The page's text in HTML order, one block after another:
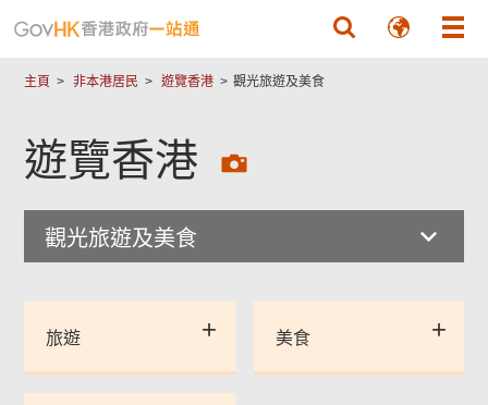
主頁 非本港居民 遊覽香港 觀光旅遊及美食
遊覽香港
觀光旅遊及美食
旅遊 美食